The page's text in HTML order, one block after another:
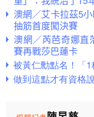
澳網／艾卡拉茲5
抽筋首度闖決賽
澳網／芮芭奇娜
賽再戰莎巴蓮卡